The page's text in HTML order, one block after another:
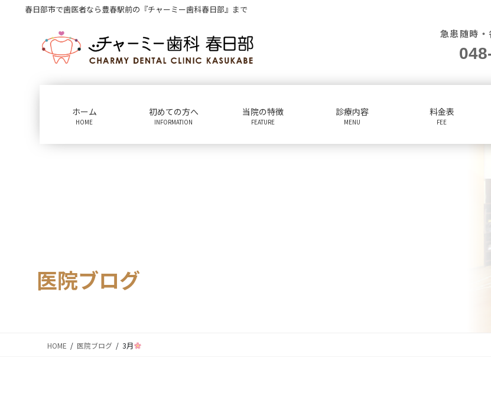
春日部市で歯医者なら豊春駅前の『チャーミー歯科春日部』まで
急患随時
ホーム
HOME
初めての方へ
INFORMATION
当院の特徴
FEATURE
診療内容
MENU
料金表
FEE
医院ブログ
HOME 医院ブログ 3月